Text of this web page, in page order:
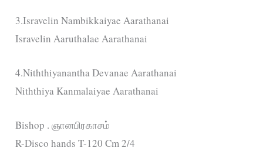
3.Isravelin Nambikkaiyae Aarathanai
Isravelin Aaruthalae Aarathanai
4.Niththiyanantha Devanae Aarathanai
Niththiya Kanmalaiyae Aarathanai
Bishop . ஞானபிரகாசம்
R-Disco hands T-120 Cm 2/4